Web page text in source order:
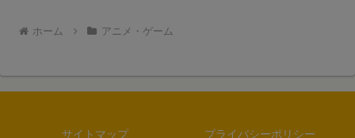
ホーム アニメ・ゲーム
サイトマップ プライバシーポリシー